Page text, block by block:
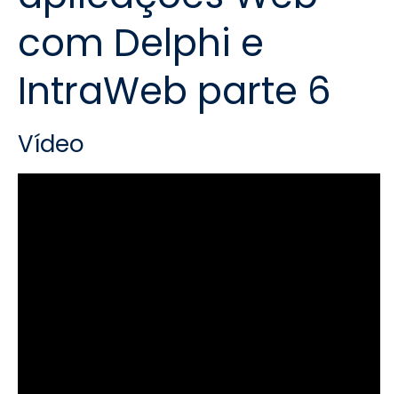
com Delphi e
IntraWeb parte 6
Vídeo